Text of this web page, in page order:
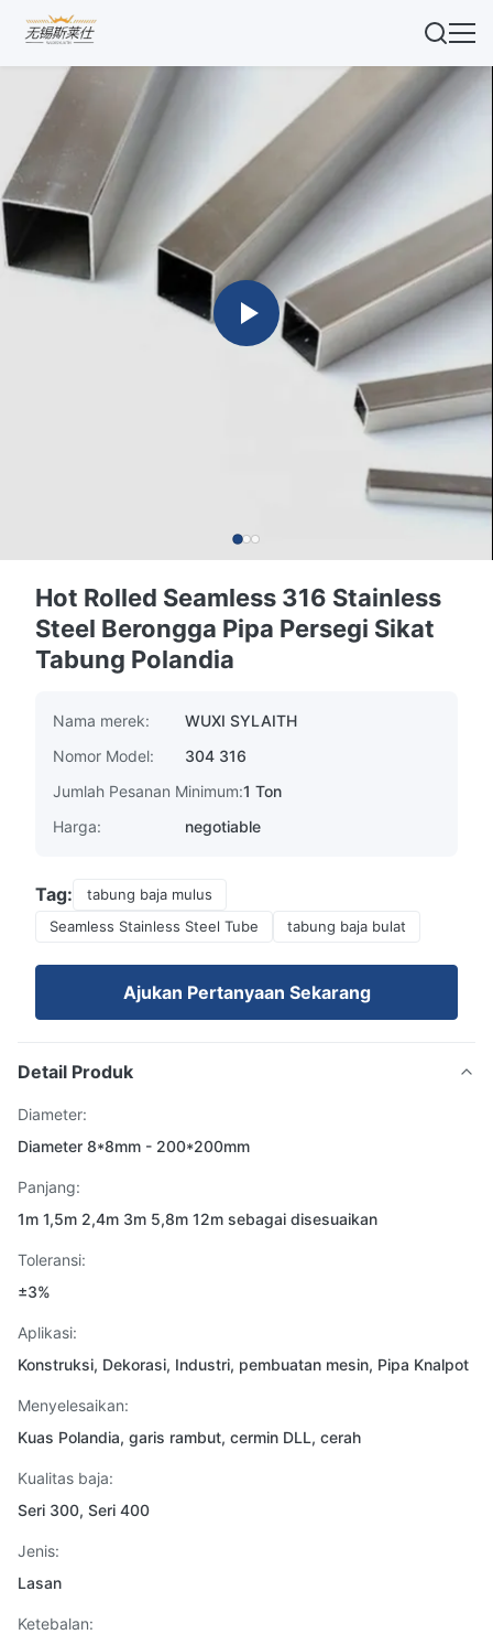
Hot Rolled Seamless 316 Stainless
Steel Berongga Pipa Persegi Sikat
Tabung Polandia
Nama merek:
WUXI SYLAITH
Nomor Model:
304 316
Jumlah Pesanan Minimum:1 Ton
Harga:
negotiable
Tag:
tabung baja mulus
Seamless Stainless Steel Tube
tabung baja bulat
Ajukan Pertanyaan Sekarang
Detail Produk
Diameter:
Diameter 8*8mm - 200*200mm
Panjang:
1m 1,5m 2,4m 3m 5,8m 12m sebagai disesuaikan
Toleransi:
±3%
Aplikasi:
Konstruksi, Dekorasi, Industri, pembuatan mesin, Pipa Knalpot
Menyelesaikan:
Kuas Polandia, garis rambut, cermin DLL, cerah
Kualitas baja:
Seri 300, Seri 400
Jenis:
Lasan
Ketebalan: